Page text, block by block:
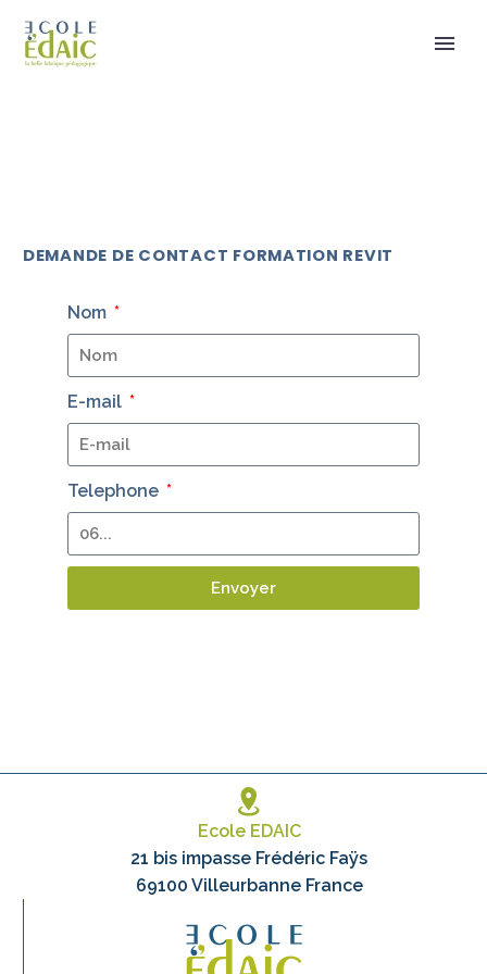
DEMANDE DE CONTACT FORMATION REVIT
Nom
E-mail
Telephone
Envoyer
Ecole EDAIC
21 bis impasse Frédéric Faÿs
69100 Villeurbanne France